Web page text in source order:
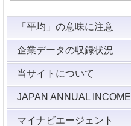
「平均」の意味に注意
企業データの収録状況
当サイトについて
JAPAN ANNUAL INCOME
マイナビエージェント